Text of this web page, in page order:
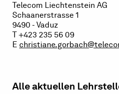
Telecom Liechtenstein AG
Schaanerstrasse 1
9490 - Vaduz
T +423 235 56 09
E
Alle aktuellen